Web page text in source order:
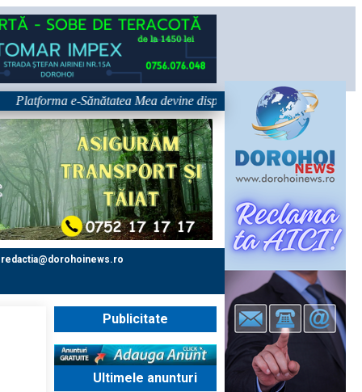
e-Sănătatea Mea devine disponibilă pe 1 septembrie:
redactia@dorohoinews.ro
Publicitate
Ultimele anunturi